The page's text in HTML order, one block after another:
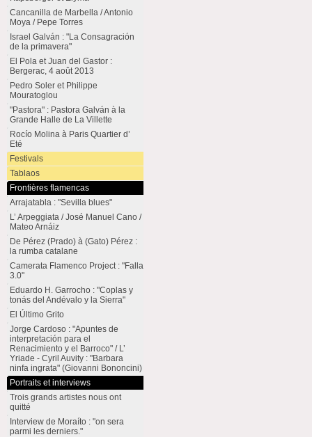
Cancanilla de Marbella / Antonio
Moya / Pepe Torres
Israel Galván : "La Consagración
de la primavera"
El Pola et Juan del Gastor :
Bergerac, 4 août 2013
Pedro Soler et Philippe
Mouratoglou
"Pastora" : Pastora Galván à la
Grande Halle de La Villette
Rocío Molina à Paris Quartier d’
Eté
Festivals
Tablaos
Frontières flamencas
Arrajatabla : "Sevilla blues"
L’ Arpeggiata / José Manuel Cano /
Mateo Arnáiz
De Pérez (Prado) à (Gato) Pérez :
la rumba catalane
Camerata Flamenco Project : "Falla
3.0"
Eduardo H. Garrocho : "Coplas y
tonás del Andévalo y la Sierra"
El Último Grito
Jorge Cardoso : "Apuntes de
interpretación para el
Renacimiento y el Barroco" / L’
Yriade - Cyril Auvity : "Barbara
ninfa ingrata" (Giovanni Bononcini)
Portraits et interviews
Trois grands artistes nous ont
quitté
Interview de Moraíto : "on sera
parmi les derniers."